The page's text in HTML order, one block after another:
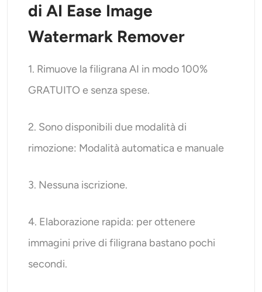
di AI Ease Image
Watermark Remover
1. Rimuove la filigrana AI in modo 100%
GRATUITO e senza spese.
2. Sono disponibili due modalità di
rimozione: Modalità automatica e manuale
3. Nessuna iscrizione.
4. Elaborazione rapida: per ottenere
immagini prive di filigrana bastano pochi
secondi.